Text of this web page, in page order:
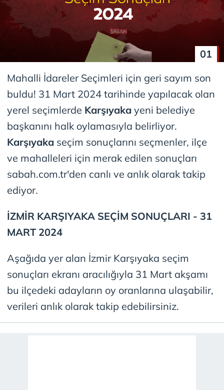
01
Mahalli İdareler Seçimleri için geri sayım son
buldu! 31 Mart 2024 tarihinde yapılacak olan
yerel seçimlerde Karşıyaka yeni belediye
başkanını halk oylamasıyla belirliyor.
Karşıyaka seçim sonuçlarını seçmenler, ilçe
ve mahalleleri için merak edilen sonuçları
sabah.com.tr'den canlı ve anlık olarak takip
ediyor.
İZMİR KARŞIYAKA SEÇİM SONUÇLARI - 31
MART 2024
Aşağıda yer alan İzmir Karşıyaka seçim
sonuçları ekranı aracılığıyla 31 Mart akşamı
bu ilçedeki adayların oy oranlarına ulaşabilir,
verileri anlık olarak takip edebilirsiniz.